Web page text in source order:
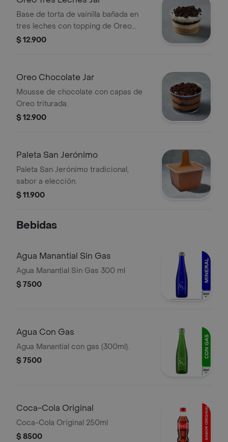
Base de torta de vainilla bañada en
tres leches con topping de Oreo
triturada.
$ 12.900
Oreo Chocolate Jar
Mousse de chocolate con capas de
Oreo triturada.
$ 12.900
Paleta San Jerónimo
Paleta San Jerónimo tradicional,
sabor a elección.
$ 11.900
Bebidas
Agua Manantial Sin Gas
Agua Manantial Sin Gas 300 ml
$ 7500
Agua Con Gas
Agua Manantial con gas (300ml).
$ 7500
Coca-Cola Original
Coca-Cola Original 250ml
$ 8500